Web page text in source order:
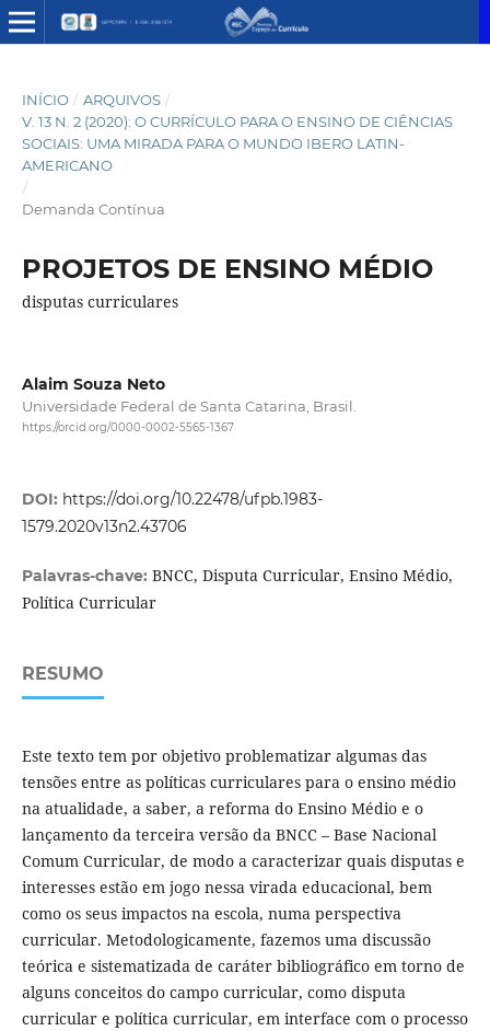
INÍCIO / ARQUIVOS /
V. 13 N. 2 (2020): O CURRÍCULO PARA O ENSINO DE CIÊNCIAS
SOCIAIS: UMA MIRADA PARA O MUNDO IBERO LATIN-
AMERICANO
/
Demanda Contínua
PROJETOS DE ENSINO MÉDIO
disputas curriculares
Alaim Souza Neto
Universidade Federal de Santa Catarina, Brasil.
https://orcid.org/0000-0002-5565-1367
DOI: https://doi.org/10.22478/ufpb.1983-
1579.2020v13n2.43706
Palavras-chave: BNCC, Disputa Curricular, Ensino Médio,
Política Curricular
RESUMO
Este texto tem por objetivo problematizar algumas das
tensões entre as políticas curriculares para o ensino médio
na atualidade, a saber, a reforma do Ensino Médio e o
lançamento da terceira versão da BNCC – Base Nacional
Comum Curricular, de modo a caracterizar quais disputas e
interesses estão em jogo nessa virada educacional, bem
como os seus impactos na escola, numa perspectiva
curricular. Metodologicamente, fazemos uma discussão
teórica e sistematizada de caráter bibliográfico em torno de
alguns conceitos do campo curricular, como disputa
curricular e política curricular, em interface com o processo